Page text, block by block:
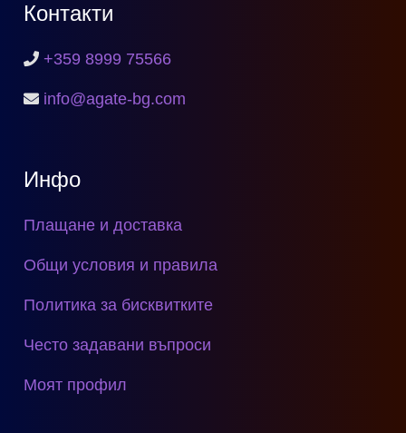
Контакти
+359 8999 75566
info@agate-bg.com
Инфо
Плащане и доставка
Общи условия и правила
Политика за бисквитките
Често задавани въпроси
Моят профил